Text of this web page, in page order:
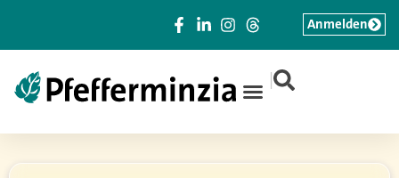
|
Anmelden